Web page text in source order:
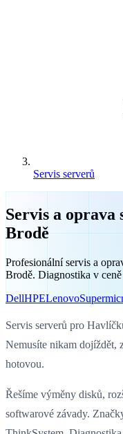
Servis serverů
Servis a
Brodě
Profesionální servis a
Brodě. Diagnostika v
DellHPELenovo
Servis serverů pro
Nemusíte nikam dojíždět,
hotovou.
Řešíme výměny disků,
softwarové závady.